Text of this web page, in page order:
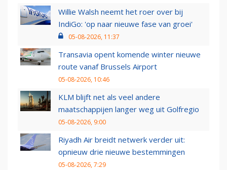
Willie Walsh neemt het roer over bij
IndiGo: 'op naar nieuwe fase van groei'
05-08-2026, 11:37
Transavia opent komende winter nieuwe
route vanaf Brussels Airport
05-08-2026, 10:46
KLM blijft net als veel andere
maatschappijen langer weg uit Golfregio
05-08-2026, 9:00
Riyadh Air breidt netwerk verder uit:
opnieuw drie nieuwe bestemmingen
05-08-2026, 7:29